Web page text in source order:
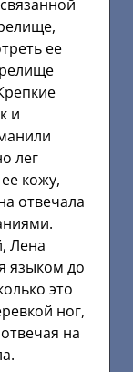
ее
и
лег
кожу,
отвечала
Лена
языком до
это
ног,
на